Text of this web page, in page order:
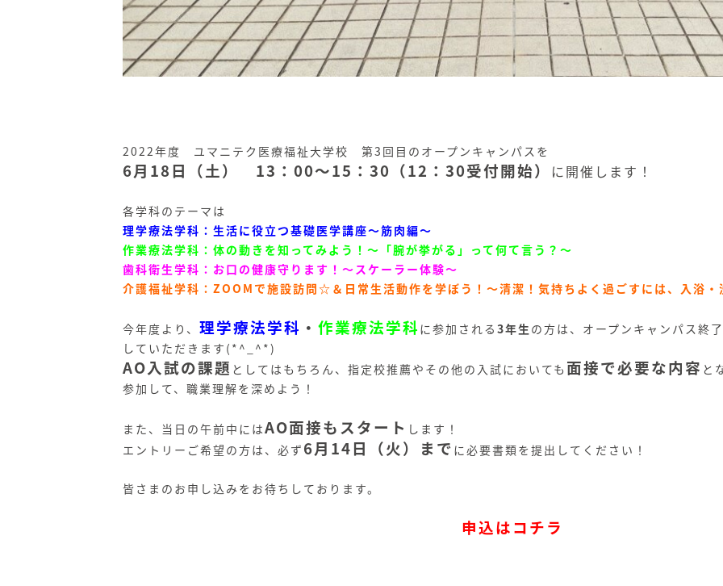
2022年度 ユマニテク医療福祉大学校 第3回目のオープンキャンパスを
6月18日（土） 13：00～15：30（12：30受付開始） に開催します！
各学科のテーマは
理学療法学科：生活に役立つ基礎医学講座～筋肉編～
作業療法学科：体の動きを知ってみよう！～「腕が挙がる」って何て言う？～
歯科衛生学科：お口の健康守ります！～スケーラー体験～
介護福祉学科：ZOOMで施設訪問☆＆日常生活動作を学ぼう！～清潔！気持ちよく過ごすには、入浴・
今年度より、 理学療法学科 ・ 作業療法学科 に参加される 3年生 の方は、オープンキャンパス終
していただきます(*^_^*)
AO入試の課題 としてはもちろん、指定校推薦やその他の入試においても 面接で必要な内容 と
参加して、職業理解を深めよう！
また、当日の午前中にはAO面接もスタート します！
エントリーご希望の方は、必ず 6月14日（火）まで に必要書類を提出してください！
皆さまのお申し込みをお待ちしております。
申込はコチラ